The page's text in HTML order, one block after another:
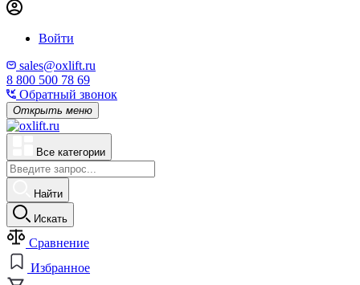
Войти
sales@oxlift.ru
8 800 500 78 69
Обратный звонок
Открыть меню
Все категории
Найти
Искать
Сравнение
Избранное